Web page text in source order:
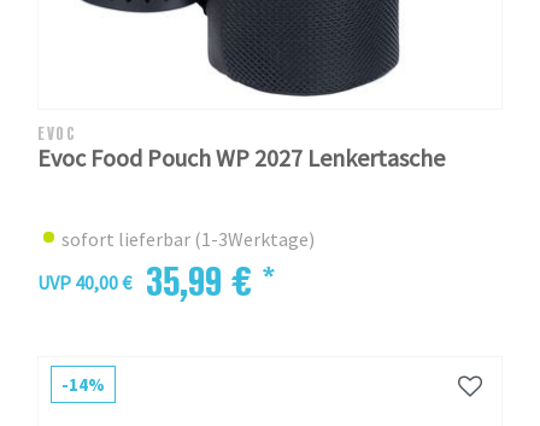
EVOC
Evoc Food Pouch WP 2027 Lenkertasche
sofort lieferbar (1-3Werktage)
UVP 40,00 €
35,99 € *
-14%